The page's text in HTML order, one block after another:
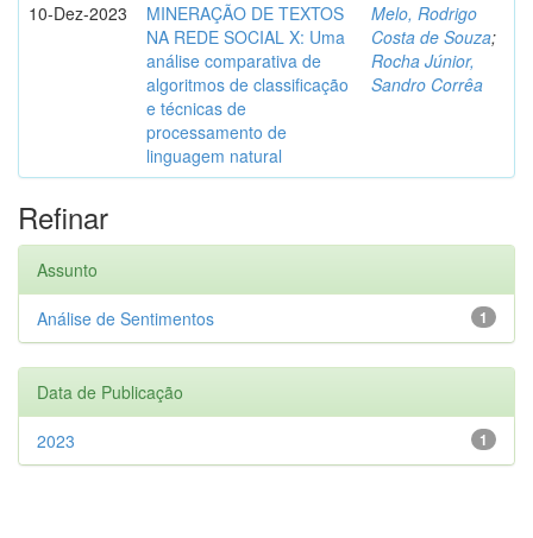
10-Dez-2023
MINERAÇÃO DE TEXTOS
NA REDE SOCIAL X: Uma
análise comparativa de
algoritmos de classificação
e técnicas de
processamento de
linguagem natural
Melo, Rodrigo
Costa de Souza;
Rocha Júnior,
Sandro Corrêa
Refinar
Assunto
1
Análise de Sentimentos
Data de Publicação
1
2023